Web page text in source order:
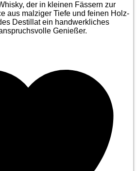
der in kleinen Fässern zur
aus malziger Tiefe und feinen Holz­
Destillat ein handwerkliches
Genießer.